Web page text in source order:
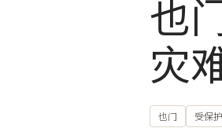
也
灾
也门 受保